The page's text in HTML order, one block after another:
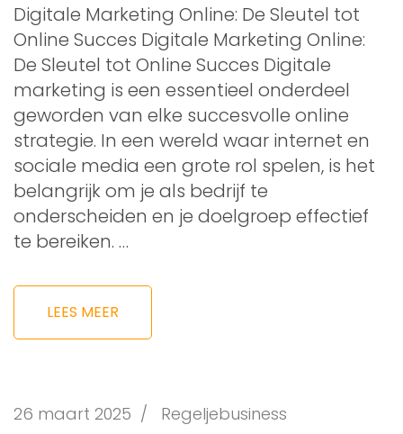
Digitale Marketing Online: De Sleutel tot
Online Succes Digitale Marketing Online:
De Sleutel tot Online Succes Digitale
marketing is een essentieel onderdeel
geworden van elke succesvolle online
strategie. In een wereld waar internet en
sociale media een grote rol spelen, is het
belangrijk om je als bedrijf te
onderscheiden en je doelgroep effectief
te bereiken. …
LEES MEER
26 maart 2025 / Regeljebusiness